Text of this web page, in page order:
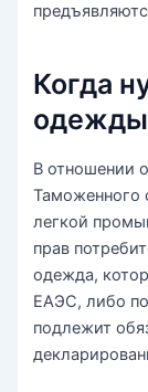
Когда
одежды
В отношении
Таможенного
легкой
прав
одежда,
ЕАЭС, либо
подлежит